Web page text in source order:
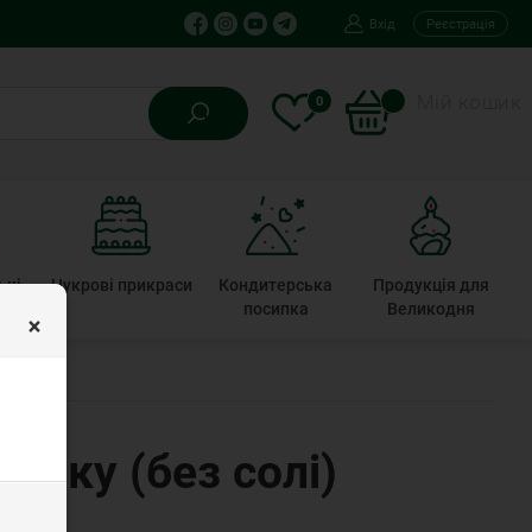
Вхід Реєстрація
0
Цукрові прикраси
Кондитерська
посипка
Продукція для
Великодня
(без солі)
×